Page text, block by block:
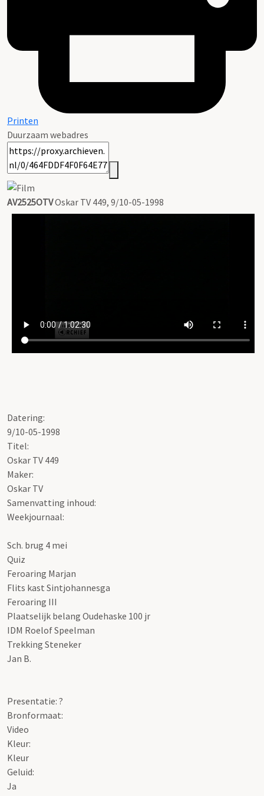
Printen
Duurzaam webadres
AV2525OTVOskar TV 449, 9/10-05-1998
Datering:
9/10-05-1998
Titel:
Oskar TV 449
Maker:
Oskar TV
Samenvatting inhoud:
Weekjournaal:
Sch. brug 4 mei
Quiz
Feroaring Marjan
Flits kast Sintjohannesga
Feroaring III
Plaatselijk belang Oudehaske 100 jr
IDM Roelof Speelman
Trekking Steneker
Jan B.
Presentatie: ?
Bronformaat:
Video
Kleur:
Kleur
Geluid:
Ja